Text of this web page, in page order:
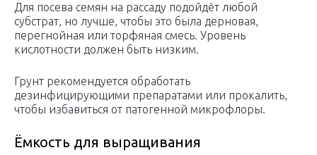
Для посева семян на рассаду подойдёт любой
субстрат, но лучше, чтобы это была дерновая,
перегнойная или торфяная смесь. Уровень
кислотности должен быть низким.
Грунт рекомендуется обработать
дезинфицирующими препаратами или прокалить,
чтобы избавиться от патогенной микрофлоры.
Ёмкость для выращивания